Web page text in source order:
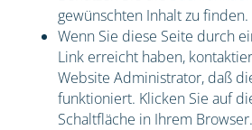
gewünschten Inhalt zu finden.
Wenn Sie diese Seite durch
Link erreicht haben,
Website Administrator, daß
funktioniert. Klicken Sie auf
Schaltfläche in Ihrem Browser.